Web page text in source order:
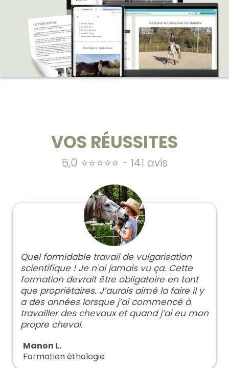
VOS RÉUSSITES
5,0 ⭐⭐⭐⭐⭐ - 141 avis
Quel formidable travail de vulgarisation
scientifique ! Je n'ai jamais vu ça. Cette
formation devrait être obligatoire en tant
que propriétaires. J’aurais aimé la faire il y
a des années lorsque j’ai commencé à
travailler des chevaux et quand j’ai eu mon
propre cheval.
Manon L.
Formation éthologie